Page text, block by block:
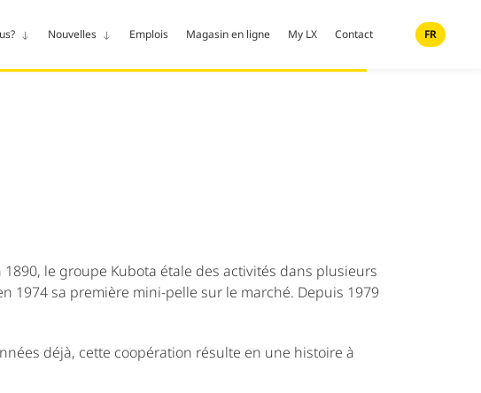
Nouvelles Emplois Magasin en ligne My LX Contact FR
le groupe Kubota étale des activités dans plusieurs
1974 sa première mini-pelle sur le marché. Depuis 1979
déjà, cette coopération résulte en une histoire à